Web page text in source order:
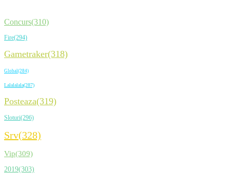
Concurs(310)
Fire(294)
Gametraker(318)
Global(284)
Lalalalala(287)
Posteaza(319)
Sloturi(296)
Srv(328)
Vip(309)
2019(303)